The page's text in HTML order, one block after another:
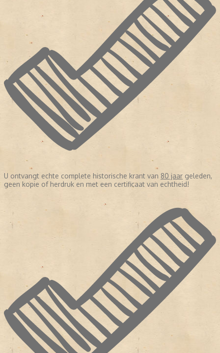
U ontvangt echte complete historische krant van 80 jaar geleden,
geen kopie of herdruk en met een certificaat van echtheid!